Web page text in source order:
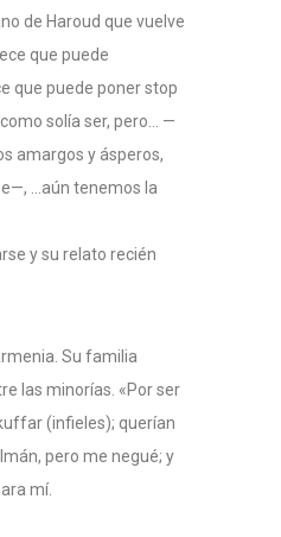
de Haroud que vuelve
que puede
que puede poner stop
solía ser, pero… —
amargos y ásperos,
…aún tenemos la
y su relato recién
Su familia
las minorías. «Por ser
(infieles); querían
pero me negué; y
mí.